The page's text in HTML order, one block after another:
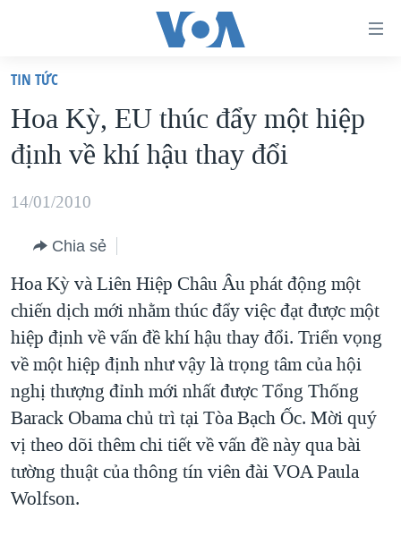
truy
cập
Tới
dung
chính
điều
hướng
chính
Đi
tới
"Tìm"
VIỆT NAM
HOA KỲ
BIỂN ĐÔNG
BLOG
DIỄN ĐÀN
MỤC
TỰ DO BÁO CHÍ
VẠCH TRẦN TIN GIẢ
NGƯỜI VIỆT HẢI NGOẠI
ĐỜI SỐNG
KINH TẾ
CHUYÊN ĐỀ
CHIẾN TRANH THƯƠNG MẠI CỦA MỸ: QUÁ KHỨ VÀ HIỆN
TẠI
HÀNH TRÌNH BẦU CỬ 2024
MỘT NĂM CHIẾN TRANH TẠI DẢI GAZA
GIẢI MÃ VÀNH ĐAI & CON ĐƯỜNG
HỌC TIẾNG ANH
VIDEO
NGHE
MẠNG XÃ HỘI
TIN TỨC
Hoa Kỳ, EU thúc đẩy một hiệp
định về khí hậu thay đổi
14/01/2010
Chia sẻ
Hoa Kỳ và Liên Hiệp Châu Âu phát động một
chiến dịch mới nhằm thúc đẩy việc đạt được một
hiệp định về vấn đề khí hậu thay đổi. Triển vọng
về một hiệp định như vậy là trọng tâm của hội
nghị thượng đỉnh mới nhất được Tổng Thống
Barack Obama chủ trì tại Tòa Bạch Ốc. Mời quý
vị theo dõi thêm chi tiết về vấn đề này qua bài
tường thuật của thông tín viên đài VOA Paula
Wolfson.